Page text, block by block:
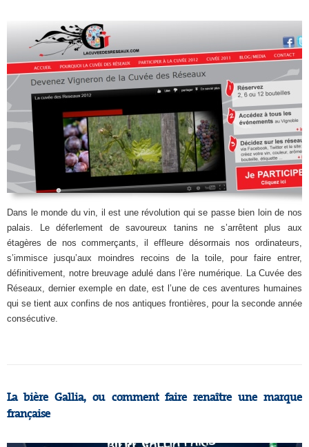
Dans le monde du vin, il est une révolution qui se passe bien loin de nos
palais. Le déferlement de savoureux tanins ne s’arrêtent plus aux
étagères de nos commerçants, il effleure désormais nos ordinateurs,
s’immisce jusqu’aux moindres recoins de la toile, pour faire entrer,
définitivement, notre breuvage adulé dans l’ère numérique. La Cuvée des
Réseaux, dernier exemple en date, est l’une de ces aventures humaines
qui se tient aux confins de nos antiques frontières, pour la seconde année
consécutive.
La bière Gallia, ou comment faire renaître une marque
française